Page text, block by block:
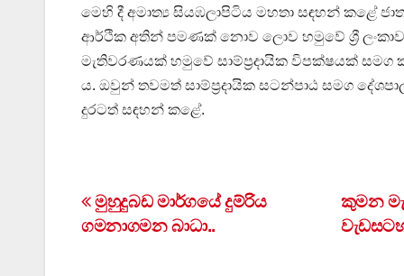
මෙහි දී අමාත්‍ය සියඹලාපිටිය මහතා සඳහන් කළේ
ආර්ථික අතින් පමණක් නොව ලොව හමුවේ ශ්‍රී
මැතිවරණයක් හමුවේ සාම්ප්‍රදායික විපක්ෂයක් සමග
ය. ඔවුන් තවමත් සාම්ප්‍රදායික සටන්පාඨ සමග
දුරටත් සඳහන් කළේ.
Post
කුමන
මුහුදුබඩ මාර්ගයේ දුම්රිය
ගමනාගමන බාධා..